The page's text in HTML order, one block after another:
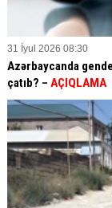
31 İyul 2026 08:30
Azərbaycanda
çatıb? – AÇIQLAMA